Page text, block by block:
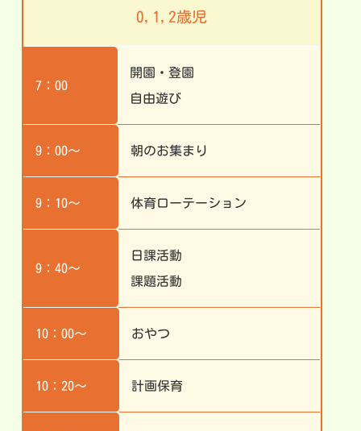
0,1,2歳児
7：00
開園・登園
自由遊び
9：00～ 朝のお集まり
9：10～ 体育ローテーション
9：40～
日課活動
課題活動
10：00～ おやつ
10：20～ 計画保育